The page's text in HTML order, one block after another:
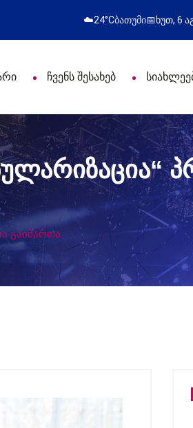
წარმატებული
☁️24°Cბათუმი📅ხუთ, 6
ჩვენს შესახებ
გაიმართა